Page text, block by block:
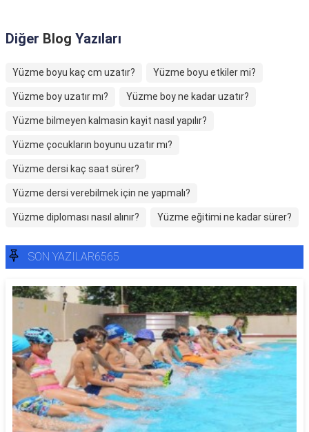
Diğer Blog Yazıları
Yüzme boyu kaç cm uzatır? Yüzme boyu etkiler mi?
Yüzme boy uzatır mı? Yüzme boy ne kadar uzatır?
Yüzme bilmeyen kalmasin kayit nasıl yapılır?
Yüzme çocukların boyunu uzatır mı?
Yüzme dersi kaç saat sürer?
Yüzme dersi verebilmek için ne yapmalı?
Yüzme diploması nasıl alınır? Yüzme eğitimi ne kadar sürer?
SON YAZILAR6565